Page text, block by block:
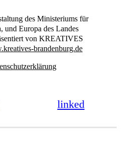
des Ministeriums für
und Europa des Landes
von KREATIVES
brandenburg.de
linked